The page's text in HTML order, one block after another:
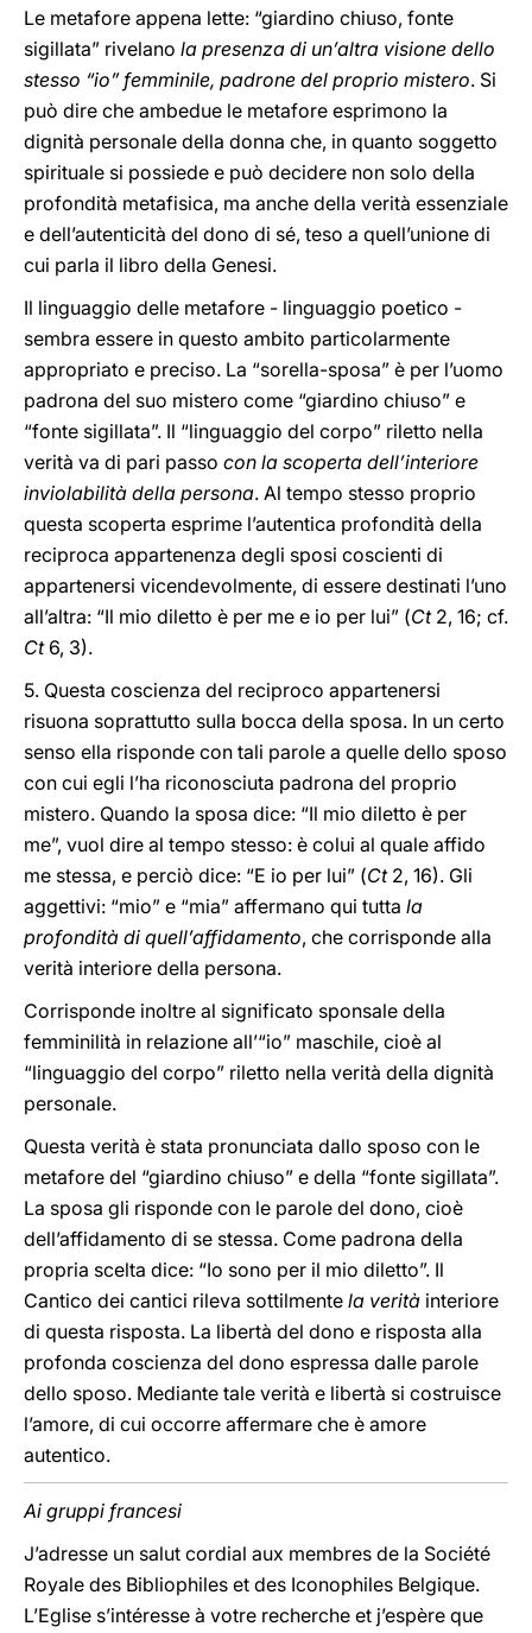
Le metafore appena lette: “giardino chiuso, fonte
sigillata” rivelano la presenza di un’altra visione dello
stesso “io” femminile, padrone del proprio mistero. Si
può dire che ambedue le metafore esprimono la
dignità personale della donna che, in quanto soggetto
spirituale si possiede e può decidere non solo della
profondità metafisica, ma anche della verità essenziale
e dell’autenticità del dono di sé, teso a quell’unione di
cui parla il libro della Genesi.
Il linguaggio delle metafore - linguaggio poetico -
sembra essere in questo ambito particolarmente
appropriato e preciso. La “sorella-sposa” è per l’uomo
padrona del suo mistero come “giardino chiuso” e
“fonte sigillata”. Il “linguaggio del corpo” riletto nella
verità va di pari passo con la scoperta dell’interiore
inviolabilità della persona. Al tempo stesso proprio
questa scoperta esprime l’autentica profondità della
reciproca appartenenza degli sposi coscienti di
appartenersi vicendevolmente, di essere destinati l’uno
all’altra: “Il mio diletto è per me e io per lui” (Ct2, 16; cf.
Ct6, 3).
5. Questa coscienza del reciproco appartenersi
risuona soprattutto sulla bocca della sposa. In un certo
senso ella risponde con tali parole a quelle dello sposo
con cui egli l’ha riconosciuta padrona del proprio
mistero. Quando la sposa dice: “Il mio diletto è per
me”, vuol dire al tempo stesso: è colui al quale affido
me stessa, e perciò dice: “E io per lui” (Ct2, 16). Gli
aggettivi: “mio” e “mia” affermano qui tutta la
profondità di quell’affidamento, che corrisponde alla
verità interiore della persona.
Corrisponde inoltre al significato sponsale della
femminilità in relazione all’“io” maschile, cioè al
“linguaggio del corpo” riletto nella verità della dignità
personale.
Questa verità è stata pronunciata dallo sposo con le
metafore del “giardino chiuso” e della “fonte sigillata”.
La sposa gli risponde con le parole del dono, cioè
dell’affidamento di se stessa. Come padrona della
propria scelta dice: “Io sono per il mio diletto”. Il
Cantico dei cantici rileva sottilmente la verità interiore
di questa risposta. La libertà del dono e risposta alla
profonda coscienza del dono espressa dalle parole
dello sposo. Mediante tale verità e libertà si costruisce
l’amore, di cui occorre affermare che è amore
autentico.
Ai gruppi francesi
J’adresse un salut cordial aux membres de la Société
Royale des Bibliophiles et des Iconophiles Belgique.
L’Eglise s’intéresse à votre recherche et j’espère que